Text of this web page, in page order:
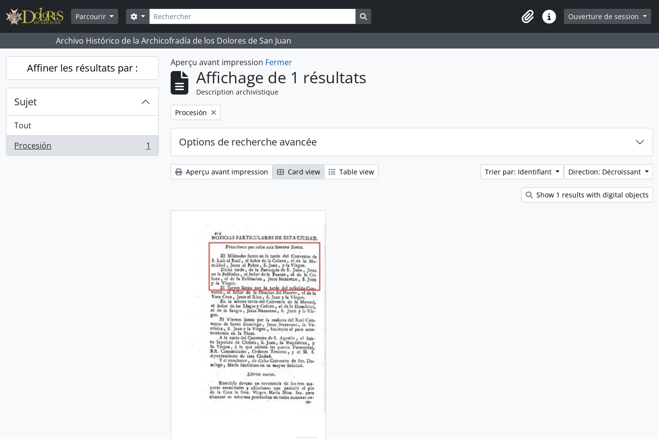
Skip to main content
Parcourir
Rechercher
Search options Search in browse page
Presse-papier
Liens rapidesOuverture de session
Archivo Histórico de la Archicofradía de los Dolores de San Juan
Affiner les résultats par :
Sujet
Tout
Procesión
, 1 résultats 1
Aperçu avant impression Fermer
Affichage de 1 résultats
Description archivistique
Remove filter:
Procesión
Options de recherche avancée
Aperçu avant impression Card view Table view Trier par: Identifiant Direction: Décroissant
Show 1 results with digital objects